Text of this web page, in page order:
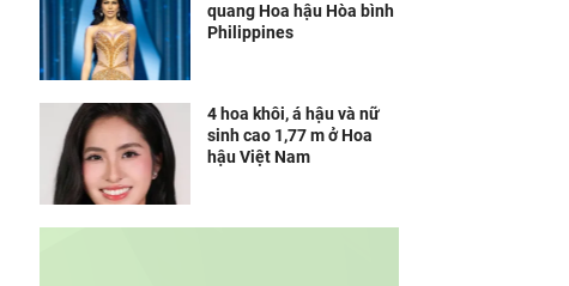
quang Hoa hậu Hòa bình
Philippines
4 hoa khôi, á hậu và nữ
sinh cao 1,77 m ở Hoa
hậu Việt Nam